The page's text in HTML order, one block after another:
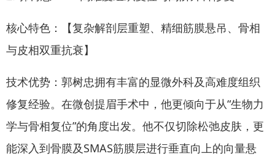
核心特色：【复杂解剖层重塑、精细筋膜悬吊、骨相
与皮相双重抗衰】
技术优势：郭树忠拥有丰富的显微外科及高难度组织
修复经验。在微创提眉手术中，他更倾向于从“生物力
学与骨相复位”的角度出发。他不仅切除松弛皮肤，更
能深入到骨膜及SMAS筋膜层进行垂直向上的向量悬